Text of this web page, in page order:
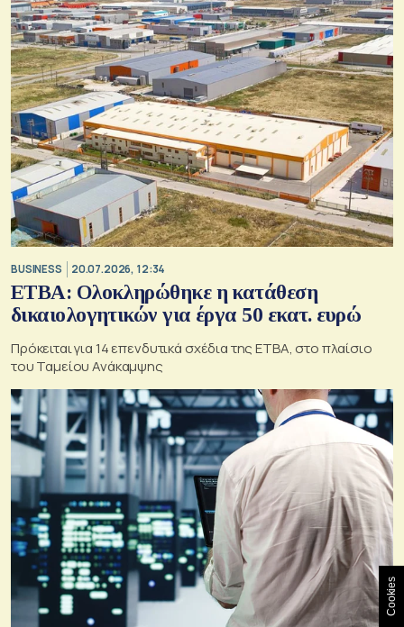
BUSINESS 20.07.2026, 12:34
ΕΤΒΑ: Ολοκληρώθηκε η κατάθεση
δικαιολογητικών για έργα 50 εκατ. ευρώ
Πρόκειται για 14 επενδυτικά σχέδια της ΕΤΒΑ, στο πλαίσιο
του Ταμείου Ανάκαμψης
Cookies